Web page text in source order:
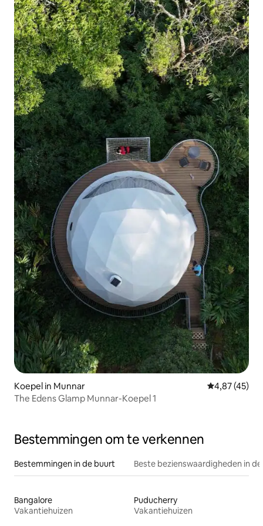
Koepel in Munnar Gemiddelde
4,87 (45)
The Edens Glamp Munnar-Koepel 1
Bestemmingen om te verkennen
Bestemmingen in de buurt Beste bezienswaardigheden in
Bangalore
Vakantiehuizen
Puducherry
Vakantiehuizen